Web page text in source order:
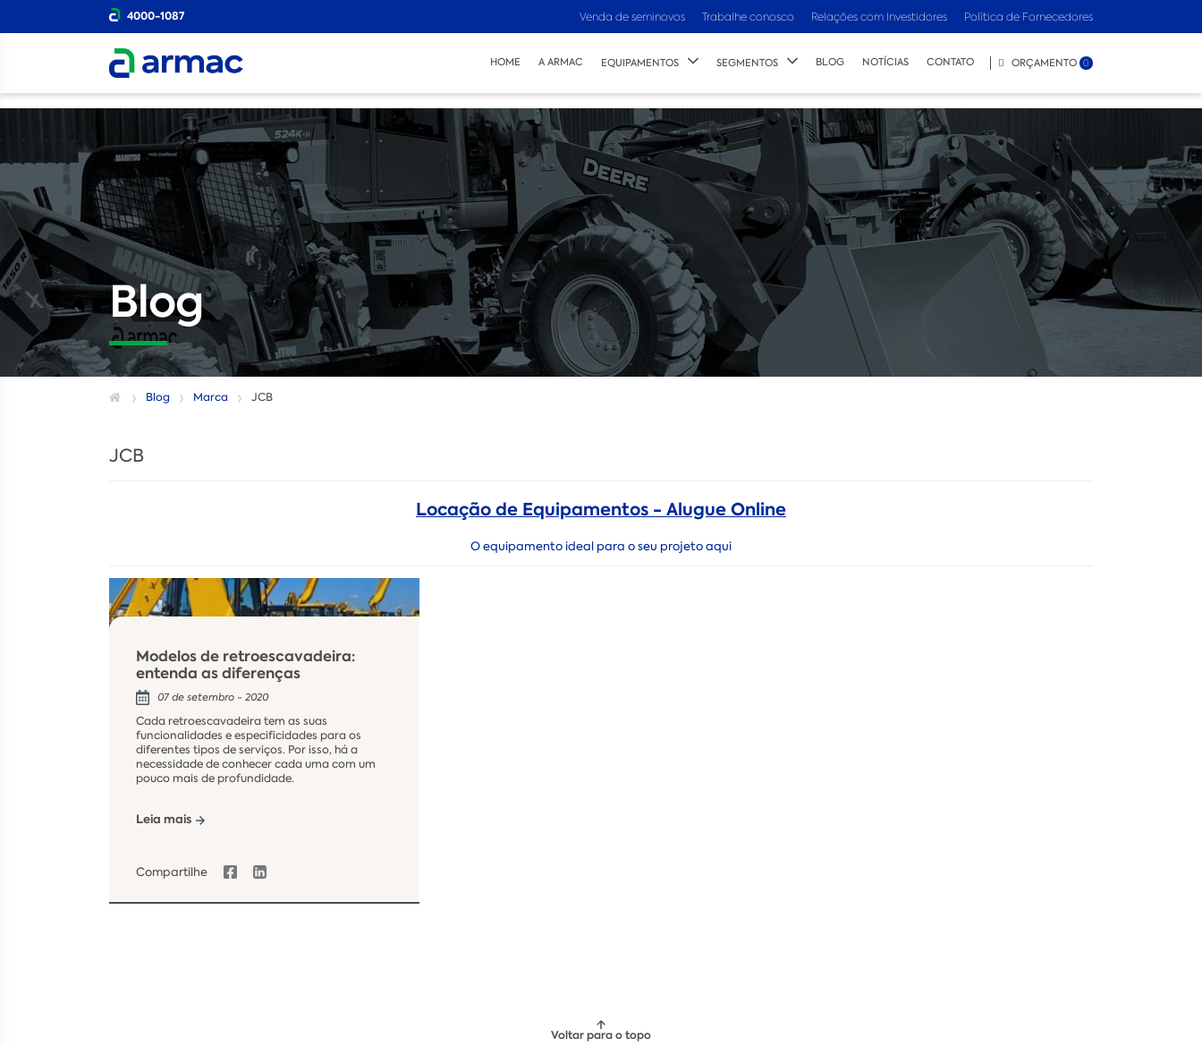
4000-1087 Venda de seminovos Trabalhe conosco Relações com Investidores Política de Fornecedores
HOME A ARMAC EQUIPAMENTOS SEGMENTOS BLOG NOTÍCIAS CONTATO ORÇAMENTO 0
Blog
Blog Marca JCB
JCB
Locação de Equipamentos - Alugue Online
O equipamento ideal para o seu projeto aqui
Modelos de retroescavadeira:
entenda as diferenças
07 de setembro - 2020
Cada retroescavadeira tem as suas
funcionalidades e especificidades para os
diferentes tipos de serviços. Por isso, há a
necessidade de conhecer cada uma com um
pouco mais de profundidade.
Leia mais
Compartilhe
Voltar para o topo